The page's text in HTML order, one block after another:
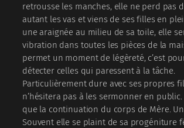
retrousse les manches, elle ne perd pas
autant les vas et viens de ses filles en
une araignée au milieu de sa toile, elle
vibration dans toutes les pièces de la
permet un moment de légèreté, c’est
détecter celles qui paressent à la tâche.
Particulièrement dure avec ses propres
n’hésitera pas à les sermonner en public.
que la continuation du corps de Mère.
Souvent elle se plaint de sa progéniture